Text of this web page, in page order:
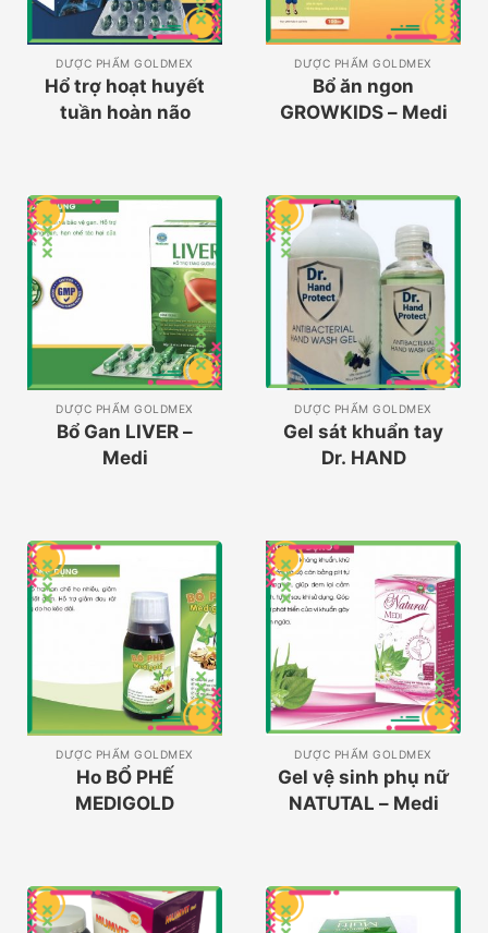
DƯỢC PHẨM GOLDMEX
Hổ trợ hoạt huyết
tuần hoàn não
DƯỢC PHẨM GOLDMEX
Bổ ăn ngon
GROWKIDS – Medi
DƯỢC PHẨM GOLDMEX
Bổ Gan LIVER –
Medi
DƯỢC PHẨM GOLDMEX
Gel sát khuẩn tay
Dr. HAND
DƯỢC PHẨM GOLDMEX
Ho BỔ PHẾ
MEDIGOLD
DƯỢC PHẨM GOLDMEX
Gel vệ sinh phụ nữ
NATUTAL – Medi